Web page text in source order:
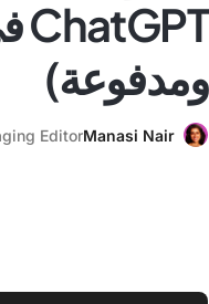
ومدفوعة)
Manasi Nair
Editor